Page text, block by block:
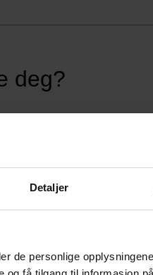
Detaljer
de personlige